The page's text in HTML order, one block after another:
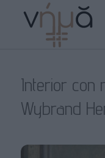
Interior con
Wybrand